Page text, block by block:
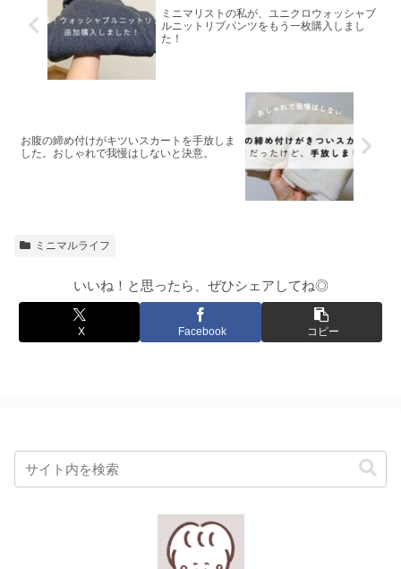
ミニマリストの私が、ユニクロウォッシャブ
ルニットリブパンツをもう一枚購入しまし
た！
お腹の締め付けがキツいスカートを手放しま
した。おしゃれで我慢はしないと決意。
ミニマルライフ
いいね！と思ったら、ぜひシェアしてね◎
X Facebook コピー